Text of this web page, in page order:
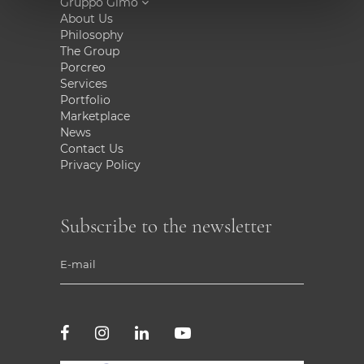
About Us
Philosophy
The Group
Porcreo
Services
Portfolio
Marketplace
News
Contact Us
Privacy Policy
Subscribe to the newsletter